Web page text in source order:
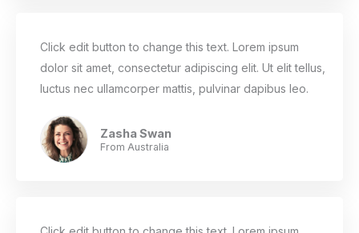
Click edit button to change this text. Lorem ipsum
dolor sit amet, consectetur adipiscing elit. Ut elit tellus,
luctus nec ullamcorper mattis, pulvinar dapibus leo.
Zasha Swan
From Australia